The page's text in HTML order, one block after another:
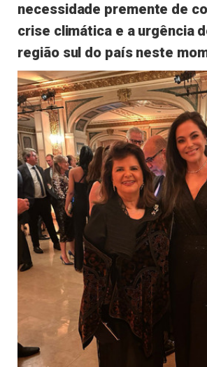
necessidade premente de
crise climática e a urgência
região sul do país neste